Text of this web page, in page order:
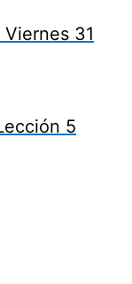
Viernes 31
5